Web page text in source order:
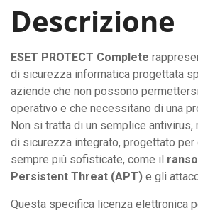
Descrizione
ESET PROTECT Complete
di sicurezza informatica progettata
aziende che non possono
operativo e che necessitano di una
Non si tratta di un semplice
di sicurezza integrato, progettato per
sempre più sofisticate, come il
Persistent Threat (APT) e gli
Questa specifica licenza elettronica